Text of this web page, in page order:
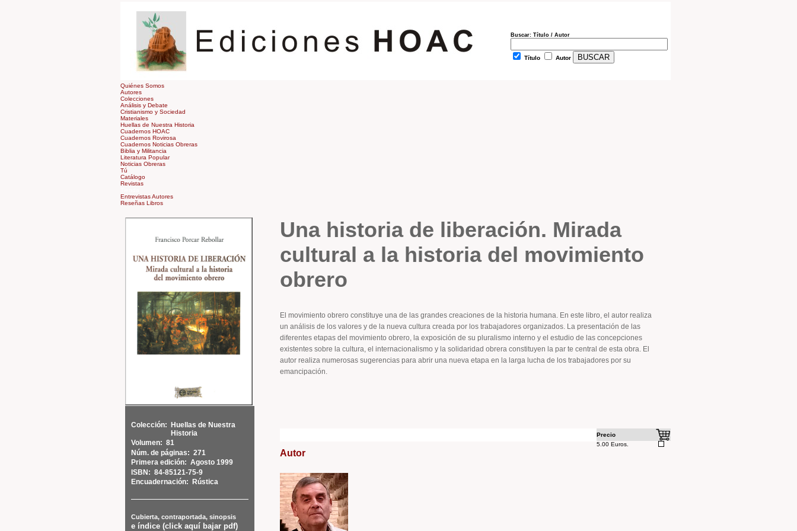
Buscar: Título / Autor
Título Autor
Quiénes Somos
Autores
Colecciones
Análisis y Debate
Cristianismo y Sociedad
Materiales
Huellas de Nuestra Historia
Cuadernos HOAC
Cuadernos Rovirosa
Cuadernos Noticias Obreras
Biblia y Militancia
Literatura Popular
Noticias Obreras
Tú
Catálogo
Revistas
Entrevistas Autores
Reseñas Libros
Una historia de liberación. Mirada
cultural a la historia del movimiento
obrero
El movimiento obrero constituye una de las grandes creaciones de la historia humana. En este libro, el autor realiza
un análisis de los valores y de la nueva cultura creada por los trabajadores organizados. La presentación de las
diferentes etapas del movimiento obrero, la exposición de su pluralismo interno y el estudio de las concepciones
existentes sobre la cultura, el internacionalismo y la solidaridad obrera constituyen la par­ te central de esta obra. El
autor realiza numerosas sugerencias para abrir una nueva etapa en la larga lucha de los trabajadores por su
emancipación.
Precio
5.00 Euros.
Autor
Colección: Huellas de Nuestra
Historia
Volumen: 81
Núm. de páginas: 271
Primera edición: Agosto 1999
ISBN: 84-85121-75-9
Encuadernación:
Rústica
Cubierta, contraportada, sinopsis
e índice (click aquí bajar pdf)